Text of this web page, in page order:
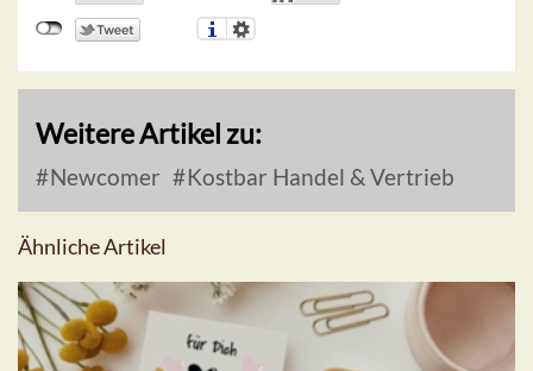
Weitere Artikel zu:
Newcomer Kostbar Handel & Vertrieb
Ähnliche Artikel